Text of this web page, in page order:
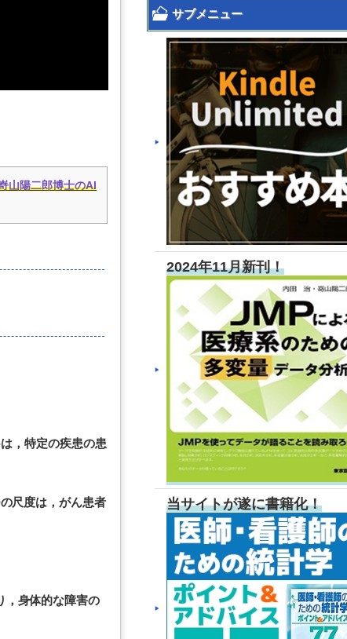
山陽二郎博士のAI
，特定の疾患の患
尺度は，がん患者
，身体的な障害の
サブメニュー
2024年11月新刊！
当サイトが遂に書籍化！